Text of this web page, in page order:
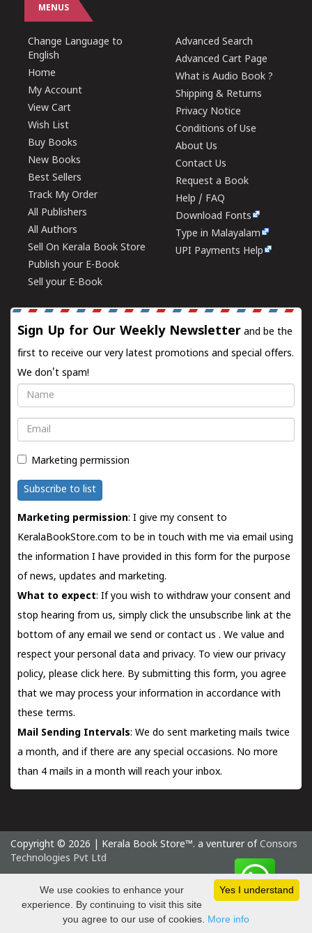
MENUS
Change Language to
English
Home
My Account
View Cart
Wish List
Buy Books
New Books
Best Sellers
Track My Order
All Publishers
All Authors
Sell On Kerala Book Store
Publish your E-Book
Sell your E-Book
Advanced Search
Advanced Cart Page
What is Audio Book ?
Shipping & Returns
Privacy Notice
Conditions of Use
About Us
Contact Us
Request a Book
Help / FAQ
Download Fonts
Type in Malayalam
UPI Payments Help
Sign Up for Our Weekly Newsletter and be the
first to receive our very latest promotions and special offers.
We don't spam!
Name
Email
Marketing permission
Subscribe to list
Marketing permission: I give my consent to
KeralaBookStore.com to be in touch with me via email using
the information I have provided in this form for the purpose
of news, updates and marketing.
What to expect: If you wish to withdraw your consent and
stop hearing from us, simply click the unsubscribe link at the
bottom of any email we send orcontact us . We value and
respect your personal data and privacy. To view our privacy
policy, please click here. By submitting this form, you agree
that we may process your information in accordance with
these terms.
Mail Sending Intervals: We do sent marketing mails twice
a month, and if there are any special occasions. No more
than 4 mails in a month will reach your inbox.
Copyright © 2026 | Kerala Book Store™. a venturer of Consors
Technologies Pvt Ltd
Friday 7 August, 2026 IST
Yes I understand
We use cookies to enhance your
experience. By continuing to visit this site
you agree to our use of cookies. More info